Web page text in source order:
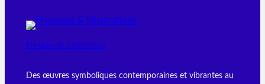
Fresques & Illustrations
Des œuvres symboliques contemporaines et vibrantes au